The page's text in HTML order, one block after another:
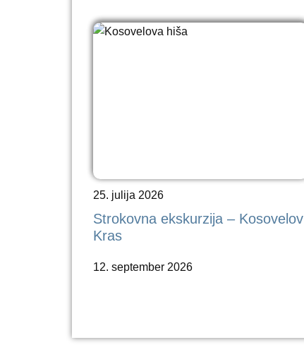
25. julija 2026
Strokovna ekskurzija – Kosovelov
Kras
12. september 2026